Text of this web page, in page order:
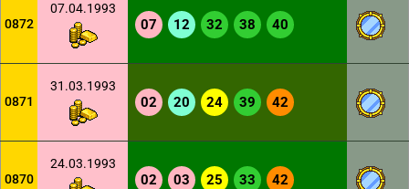
0872
07.04.1993
07 12 32 38 40
0871
31.03.1993
02 20 24 39 42
0870
24.03.1993
02 03 25 33 42